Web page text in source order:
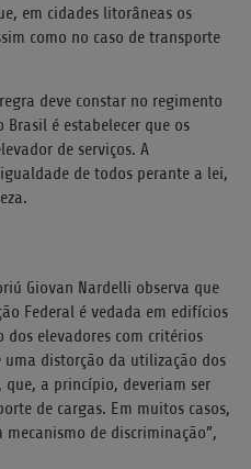
em cidades litorâneas os
como no caso de transporte
deve constar no regimento
é estabelecer que os
de serviços. A
de todos perante a lei,
Giovan Nardelli observa que
Federal é vedada em edifícios
elevadores com critérios
uma distorção da utilização dos
que, a princípio, deveriam ser
de cargas. Em muitos casos,
de discriminação”,